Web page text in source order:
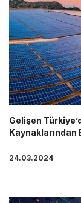
Gelişen Türkiye’de
24.03.2024